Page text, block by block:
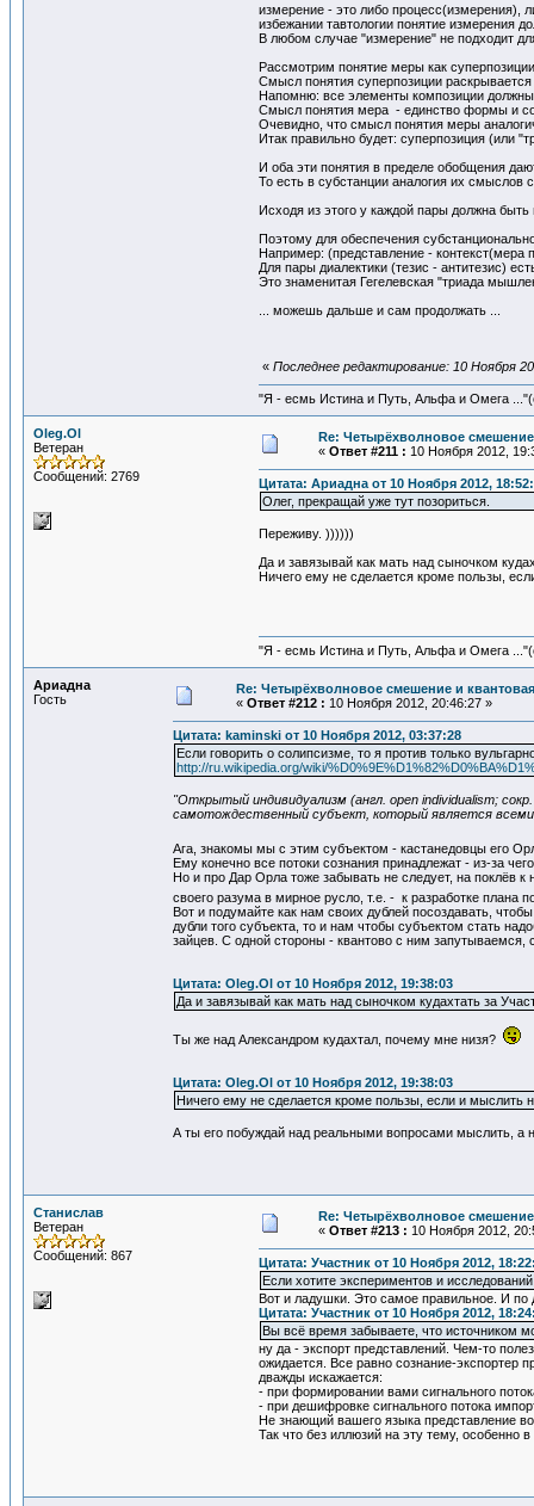
измерение - это либо процесс(измерения),
избежании тавтологии понятие измерения
В любом случае "измерение" не подходит
Рассмотрим понятие меры как
Смысл понятия суперпозиции
Напомню: все элементы композиции
Смысл понятия мера - единство формы и
Очевидно, что смысл понятия меры
Итак правильно будет: суперпозиция (или
И оба эти понятия в пределе обобщения
То есть в субстанции аналогия их смыслов
Исходя из этого у каждой пары должна
Поэтому для обеспечения
Например: (представление - контекст(мера
Для пары диалектики (тезис - антитезис)
Это знаменитая Гегелевская "триада
... можешь дальше и сам продолжать ...
« Последнее редактирование: 10 Ноября
"Я - есмь Истина и Путь, Альфа и Омега
Oleg.Ol
Ветеран
Сообщений: 2769
Re: Четырёхволновое смешение
« Ответ #211 : 10 Ноября 2012,
Цитата: Ариадна от 10 Ноября 2012,
Олег, прекращай уже тут позориться.
Переживу. ))))))
Да и завязывай как мать над сыночком
Ничего ему не сделается кроме пользы,
"Я - есмь Истина и Путь, Альфа и Омега
Ариадна
Гость
Re: Четырёхволновое смешение и квантовая
« Ответ #212 : 10 Ноября 2012, 20:46:27 »
Цитата: kaminski от 10 Ноября 2012, 03:37:28
Если говорить о солипсизме, то я против только
http://ru.wikipedia.org/wiki/
"Открытый индивидуализм (англ. open individualism;
самотождественный субъект, который является
Ага, знакомы мы с этим субъектом - кастанедовцы его
Ему конечно все потоки сознания принадлежат - из-за
Но и про Дар Орла тоже забывать не следует, на поклёв
своего разума в мирное русло, т.е. - к разработке плана
Вот и подумайте как нам своих дублей посоздавать,
дубли того субъекта, то и нам чтобы субъектом стать
зайцев. С одной стороны - квантово с ним
Цитата: Oleg.Ol от 10 Ноября 2012, 19:38:03
Да и завязывай как мать над сыночком кудахтать за
Ты же над Александром кудахтал, почему мне низя?
Цитата: Oleg.Ol от 10 Ноября 2012, 19:38:03
Ничего ему не сделается кроме пользы, если и мыслить
А ты его побуждай над реальными вопросами мыслить, а
Станислав
Ветеран
Сообщений: 867
Re: Четырёхволновое смешение
« Ответ #213 : 10 Ноября 2012,
Цитата: Участник от 10 Ноября 2012,
Если хотите экспериментов и
Вот и ладушки. Это самое правильное. И
Цитата: Участник от 10 Ноября 2012,
Вы всё время забываете, что источником
ну да - экспорт представлений. Чем-то
ожидается. Все равно сознание-экспортер
дважды искажается:
- при формировании вами сигнального
- при дешифровке сигнального потока
Не знающий вашего языка представление
Так что без иллюзий на эту тему, особенно